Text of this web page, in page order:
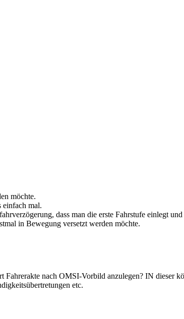
möchte.
einfach mal.
dass man die erste Fahrstufe einlegt
in Bewegung versetzt werden möchte.
nach OMSI-Vorbild anzulegen? IN dieser
etc.